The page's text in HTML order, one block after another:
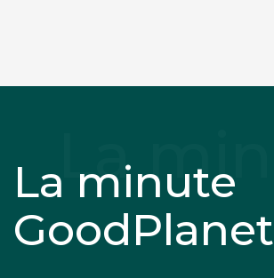
La minute
GoodPlanet